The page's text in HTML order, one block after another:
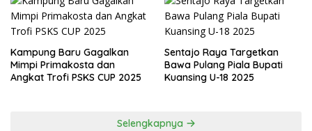
Kampung Baru Gagalkan
Mimpi Primakosta dan
Angkat Trofi PSKS CUP 2025
Sentajo Raya Targetkan
Bawa Pulang Piala Bupati
Kuansing U-18 2025
Selengkapnya